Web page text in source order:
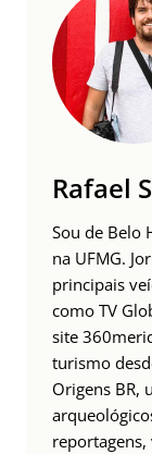
Rafael
Sou de Belo
na UFMG.
principais
como TV
site
turismo
Origens BR,